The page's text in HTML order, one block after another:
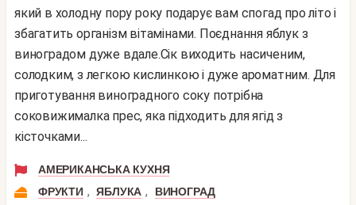
який в холодну пору року подарує вам спогад про літо і
збагатить організм вітамінами. Поєднання яблук з
виноградом дуже вдале.Сік виходить насиченим,
солодким, з легкою кислинкою і дуже ароматним. Для
приготування виноградного соку потрібна
соковижималка прес, яка підходить для ягід з
кісточками...
АМЕРИКАНСЬКА КУХНЯ
ФРУКТИ , ЯБЛУКА ,
ВИНОГРАД